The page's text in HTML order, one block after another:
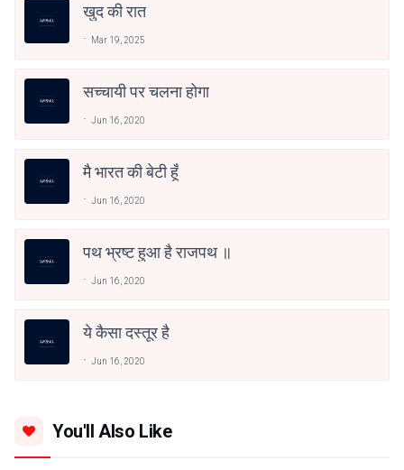
खुद की रात
Mar 19, 2025
सच्चायी पर चलना होगा
Jun 16, 2020
मै भारत की बेटी हूँ
Jun 16, 2020
पथ भ्रष्ट हुआ है राजपथ ॥
Jun 16, 2020
ये कैसा दस्तूर है
Jun 16, 2020
You'll Also Like